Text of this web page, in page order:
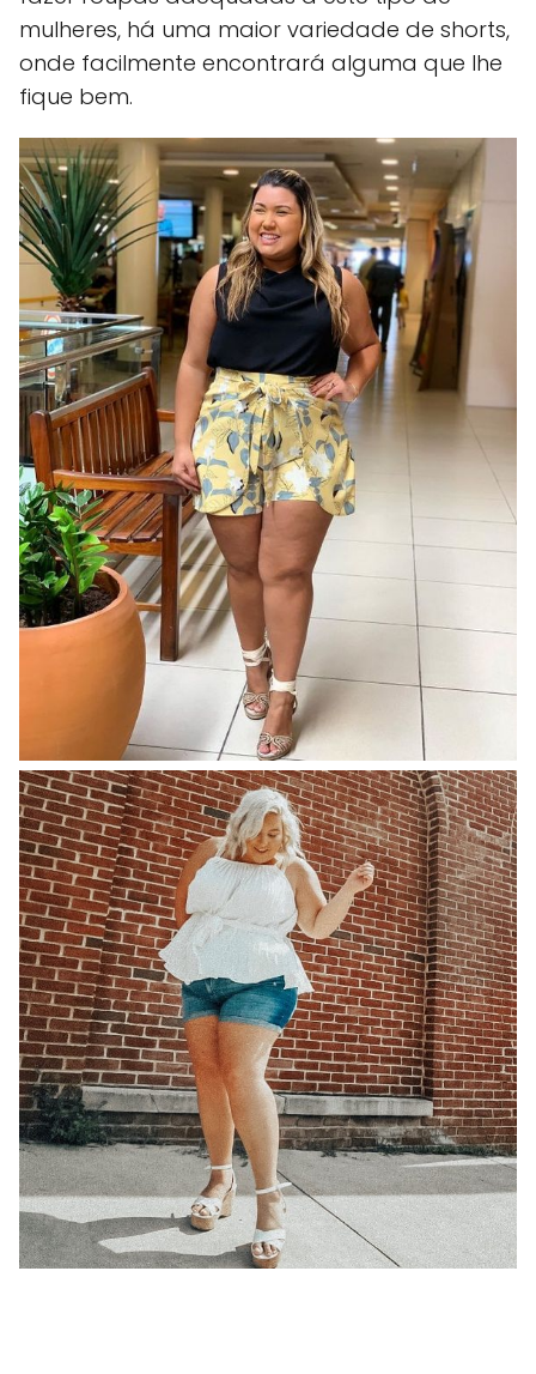
mulheres, há uma maior variedade de shorts,
onde facilmente encontrará alguma que lhe
fique bem.